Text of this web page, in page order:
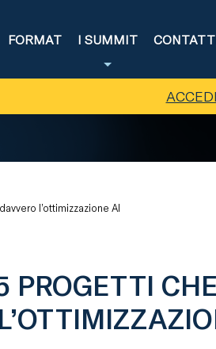
FORMAT I SUMMIT
l’ottimizzazione AI
PROGETTI